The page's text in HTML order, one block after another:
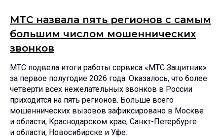
МТС назвала пять регионов с самым
большим числом мошеннических
звонков
МТС подвела итоги работы сервиса «МТС Защитник»
за первое полугодие 2026 года. Оказалось, что более
четверти всех нежелательных звонков в России
приходится на пять регионов. Больше всего
мошеннических вызовов зафиксировано в Москве
и области, Краснодарском крае, Санкт-Петербурге
и области, Новосибирске и Уфе.